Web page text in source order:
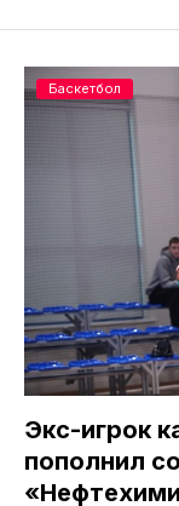
Экс-игрок
пополнил
Баскетбол